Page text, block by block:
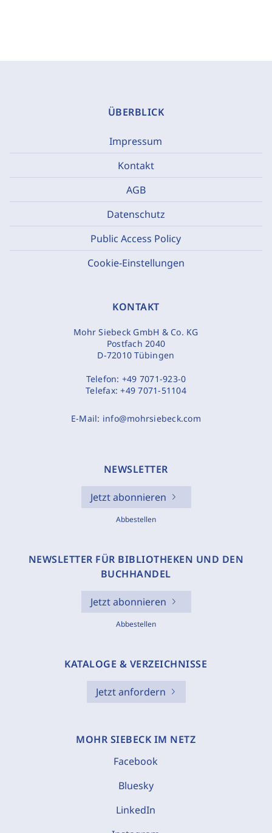
ÜBERBLICK
Impressum
Kontakt
AGB
Datenschutz
Public Access Policy
Cookie-Einstellungen
KONTAKT
Mohr Siebeck GmbH & Co. KG
Postfach 2040
D-72010 Tübingen
Telefon: +49 7071-923-0
Telefax:+49 7071-51104
E-Mail: info@mohrsiebeck.com
NEWSLETTER
Jetzt abonnieren
Abbestellen
NEWSLETTER FÜR BIBLIOTHEKEN UND DEN
BUCHHANDEL
Jetzt abonnieren
Abbestellen
KATALOGE & VERZEICHNISSE
Jetzt anfordern
MOHR SIEBECK IM NETZ
Facebook
Bluesky
LinkedIn